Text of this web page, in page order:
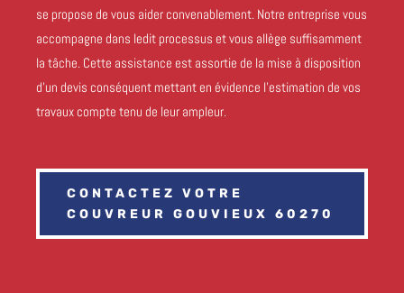
se propose de vous aider convenablement. Notre entreprise vous
accompagne dans ledit processus et vous allège suffisamment
la tâche. Cette assistance est assortie de la mise à disposition
d’un devis conséquent mettant en évidence l’estimation de vos
travaux compte tenu de leur ampleur.
CONTACTEZ VOTRE
COUVREUR GOUVIEUX 60270